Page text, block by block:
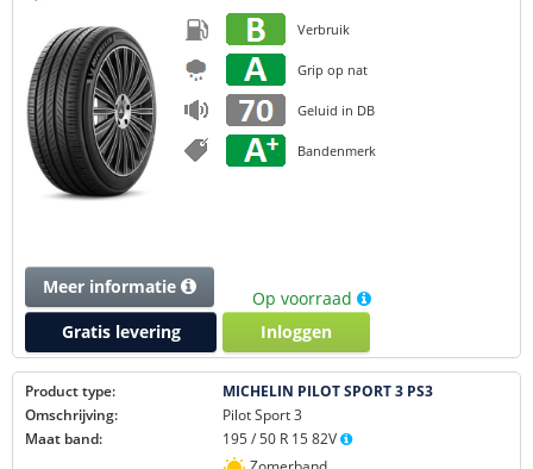
Verbruik
Grip op nat
Geluid in DB
Bandenmerk
Op voorraad
Inloggen
Meer informatie
Gratis levering
Product type:
MICHELIN PILOT SPORT 3 PS3
Omschrijving:
Pilot Sport 3
Maat band:
195 / 50 R 15 82V